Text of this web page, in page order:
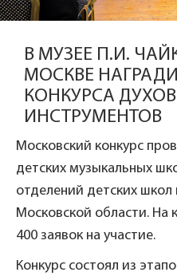
В МУЗЕЕ П.И.
МОСКВЕ
КОНКУРСА
ИНСТРУМЕНТОВ
Московский конкурс
детских музыкальных
отделений детских
Московской области. На
400 заявок на участие.
Конкурс состоял из